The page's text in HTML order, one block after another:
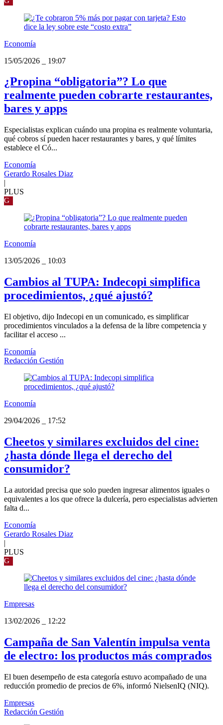
Economía
15/05/2026
19:07
¿Propina “obligatoria”? Lo que
realmente pueden cobrarte restaurantes,
bares y apps
Especialistas explican cuándo una propina es realmente voluntaria,
qué cobros sí pueden hacer restaurantes y bares, y qué límites
establece el Có...
Economía
Gerardo Rosales Diaz
|
PLUS
G
Economía
13/05/2026
10:03
Cambios al TUPA: Indecopi simplifica
procedimientos, ¿qué ajustó?
El objetivo, dijo Indecopi en un comunicado, es simplificar
procedimientos vinculados a la defensa de la libre competencia y
facilitar el acceso ...
Economía
Redacción Gestión
Economía
29/04/2026
17:52
Cheetos y similares excluidos del cine:
¿hasta dónde llega el derecho del
consumidor?
La autoridad precisa que solo pueden ingresar alimentos iguales o
equivalentes a los que ofrece la dulcería, pero especialistas advierten
falta d...
Economía
Gerardo Rosales Diaz
|
PLUS
G
Empresas
13/02/2026
12:22
Campaña de San Valentín impulsa venta
de electro: los productos más comprados
El buen desempeño de esta categoría estuvo acompañado de una
reducción promedio de precios de 6%, informó NielsenIQ (NIQ).
Empresas
Redacción Gestión